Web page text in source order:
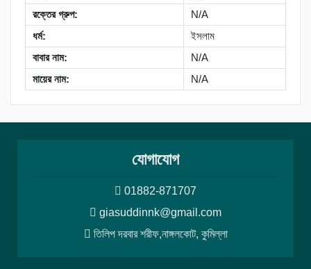
রক্তের গ্রুপ:
N/A
ধর্ম:
ইসলাম
বাবার নাম:
N/A
মায়ের নাম:
N/A
যোগাযোগ
01882-871707
giasuddinnk@gmail.com
তিলিপ দরবার শরীফ,নাঙ্গলকোট, কুমিল্লা